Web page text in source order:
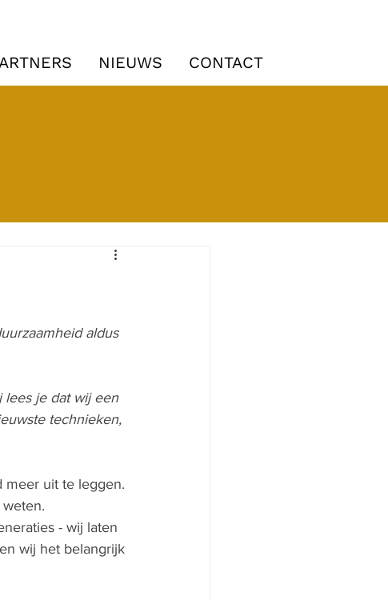
NIEUWS CONTACT
aldus
lees je dat wij een
technieken,
meer uit te leggen.
- wij laten
wij het belangrijk